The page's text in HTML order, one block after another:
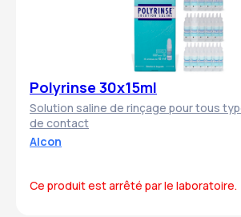
Polyrinse 30x15ml
Solution saline de rinçage pour tous
de contact
Alcon
Ce produit est arrêté par le laboratoire.